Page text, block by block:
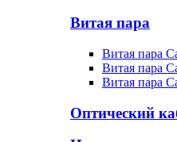
Витая пара
Витая пара
Витая пара
Витая пара
Оптический